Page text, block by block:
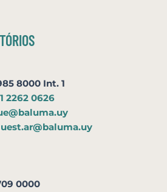
8000 Int. 1
2262 0626
0000